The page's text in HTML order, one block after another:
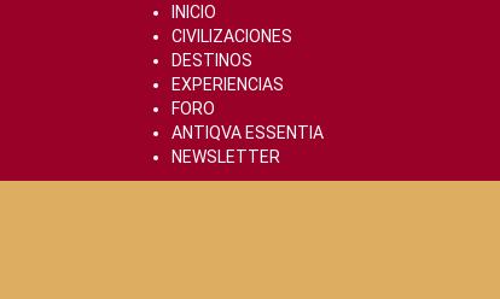
INICIO
CIVILIZACIONES
DESTINOS
EXPERIENCIAS
FORO
ANTIQVA ESSENTIA
NEWSLETTER